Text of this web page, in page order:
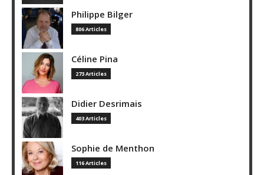
Philippe Bilger
806 Articles
Céline Pina
273 Articles
Didier Desrimais
403 Articles
Sophie de Menthon
116 Articles